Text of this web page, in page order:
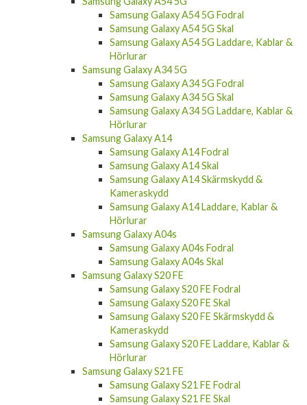
Samsung Galaxy A54 5G Skal
Samsung Galaxy A54 5G Laddare, Kablar &
Hörlurar
Samsung Galaxy A34 5G
Samsung Galaxy A34 5G Fodral
Samsung Galaxy A34 5G Skal
Samsung Galaxy A34 5G Laddare, Kablar &
Hörlurar
Samsung Galaxy A14
Samsung Galaxy A14 Fodral
Samsung Galaxy A14 Skal
Samsung Galaxy A14 Skärmskydd &
Kameraskydd
Samsung Galaxy A14 Laddare, Kablar &
Hörlurar
Samsung Galaxy A04s
Samsung Galaxy A04s Fodral
Samsung Galaxy A04s Skal
Samsung Galaxy S20 FE
Samsung Galaxy S20 FE Fodral
Samsung Galaxy S20 FE Skal
Samsung Galaxy S20 FE Skärmskydd &
Kameraskydd
Samsung Galaxy S20 FE Laddare, Kablar &
Hörlurar
Samsung Galaxy S21 FE
Samsung Galaxy S21 FE Fodral
Samsung Galaxy S21 FE Skal
Samsung Galaxy S21 FE Skärmskydd &